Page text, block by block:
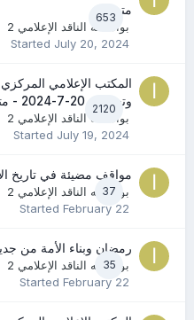
653
متجدد
بواسطه الناقد الإعلامي 2
StartedJuly 20, 2024
2120
المكتب الإعلامي
وتعليق - 20-7-2024 - متجدد
بواسطه الناقد الإعلامي 2
StartedJuly 19, 2024
37
مواقف مضيئة في تاريخ
بواسطه الناقد الإعلامي 2
StartedFebruary 22
35
رمضان وبناء الأمة من
بواسطه الناقد الإعلامي 2
StartedFebruary 22